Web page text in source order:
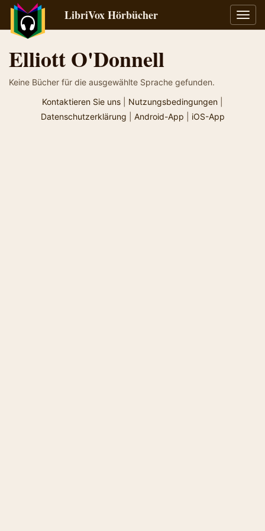
LibriVox Hörbücher
Elliott O'Donnell
Keine Bücher für die ausgewählte Sprache gefunden.
Kontaktieren Sie uns
Nutzungsbedingungen
Datenschutzerklärung
Android-App iOS-App